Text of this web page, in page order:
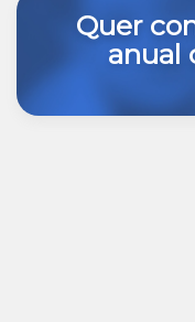
Quer
anual